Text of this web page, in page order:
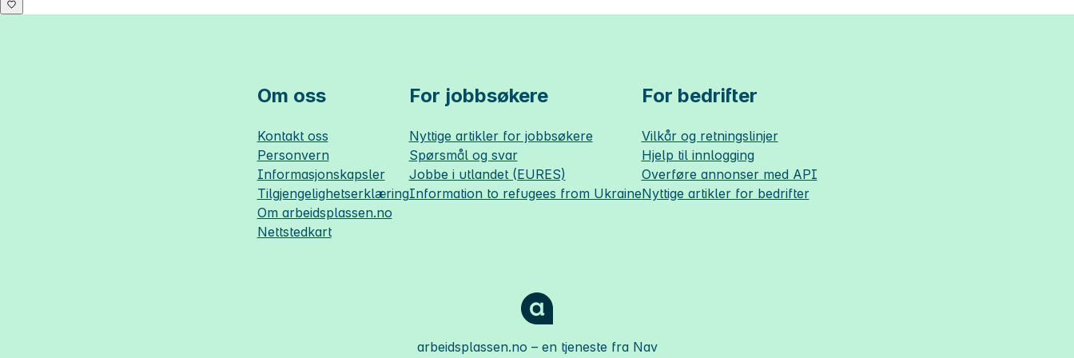
Om oss
Kontakt oss
Personvern
Informasjonskapsler
Tilgjengelighetserklæring
Om arbeidsplassen.no
Nettstedkart
For jobbsøkere
Nyttige artikler for jobbsøkere
Spørsmål og svar
Jobbe i utlandet (EURES)
Information to refugees from Ukraine
For bedrifter
Vilkår og retningslinjer
Hjelp til innlogging
Overføre annonser med API
Nyttige artikler for bedrifter
arbeidsplassen.no – en tjeneste fra Nav